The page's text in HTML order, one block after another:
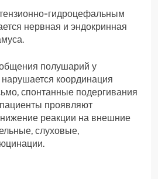
гидроцефальным
нервная и эндокринная
полушарий у
координация
спонтанные подергивания
проявляют
реакции на внешние
слуховые,